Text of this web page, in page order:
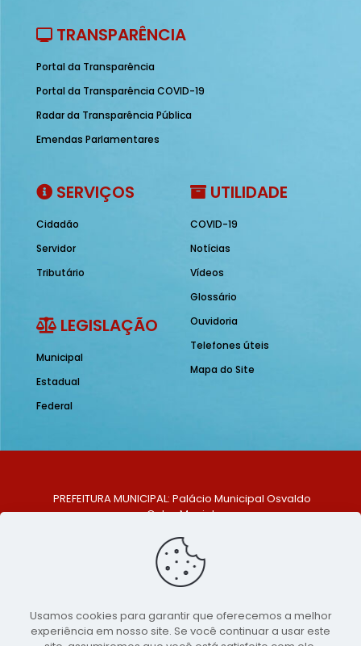
TRANSPARÊNCIA
Portal da Transparência
Portal da Transparência COVID-19
Radar da Transparência Pública
Emendas Parlamentares
SERVIÇOS
Cidadão
Servidor
Tributário
LEGISLAÇÃO
Municipal
Estadual
Federal
UTILIDADE
COVID-19
Notícias
Vídeos
Glossário
Ouvidoria
Telefones úteis
Mapa do Site
PREFEITURA MUNICIPAL: Palácio Municipal Osvaldo
Celso Maciel
Centro, São Bento do Una - PE. CEP: 553370-128
TELEFONE: (81) 99548-1569
E-MAIL: ouvidoria@saobentodouna.pe.gov.br
Copyright 2021-2026 - Assessoria de Comunicação da
Usamos cookies para garantir que oferecemos a melhor
experiência em nosso site. Se você continuar a usar este